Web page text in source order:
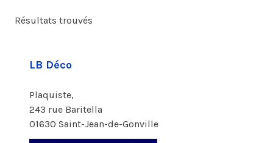
Résultats trouvés
LB Déco
Plaquiste,
243 rue Baritella
01630 Saint-Jean-de-Gonville